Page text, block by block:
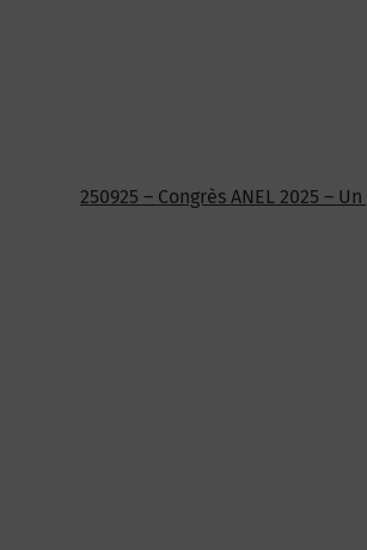
250925 – Congrès ANEL 2025